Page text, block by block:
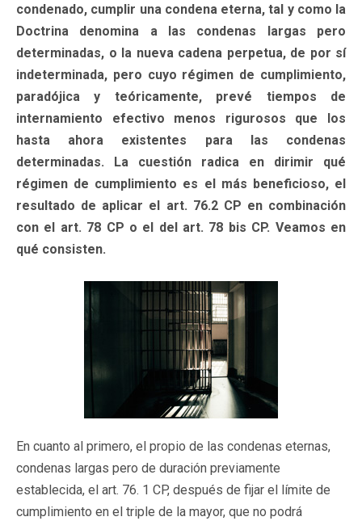
condenado, cumplir una condena eterna, tal y como la
Doctrina denomina a las condenas largas pero
determinadas, o la nueva cadena perpetua, de por sí
indeterminada, pero cuyo régimen de cumplimiento,
paradójica y teóricamente, prevé tiempos de
internamiento efectivo menos rigurosos que los
hasta ahora existentes para las condenas
determinadas. La cuestión radica en dirimir qué
régimen de cumplimiento es el más beneficioso, el
resultado de aplicar el art. 76.2 CP en combinación
con el art. 78 CP o el del art. 78 bis CP. Veamos en
qué consisten.
En cuanto al primero, el propio de las condenas eternas,
condenas largas pero de duración previamente
establecida, el art. 76. 1 CP, después de fijar el límite de
cumplimiento en el triple de la mayor, que no podrá